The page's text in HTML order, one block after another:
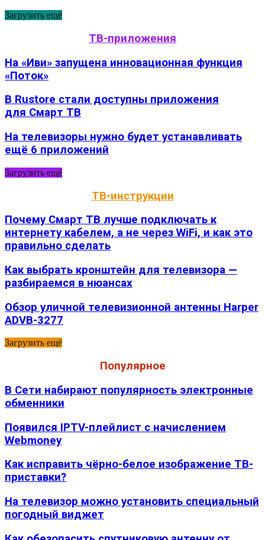
Загрузить ещё
ТВ-приложения
На «Иви» запущена инновационная функция
«Поток»
В Rustore стали доступны приложения
для Смарт ТВ
На телевизоры нужно будет устанавливать
ещё 6 приложений
Загрузить ещё
ТВ-инструкции
Почему Смарт ТВ лучше подключать к
интернету кабелем, а не через WiFi, и как это
правильно сделать
Как выбрать кронштейн для телевизора —
разбираемся в нюансах
Обзор уличной телевизионной антенны Harper
ADVB-3277
Загрузить ещё
Популярное
В Сети набирают популярность электронные
обменники
Появился IPTV-плейлист с начислением
Webmoney
Как исправить чёрно-белое изображение ТВ-
приставки?
На телевизор можно установить специальный
погодный виджет